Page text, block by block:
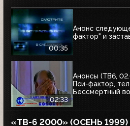
00:35
Анонс
фактор" и
02:33
Анонсы (ТВ6,
Пси-фактор,
Бессмертный
«ТВ-6 2000» (ОСЕНЬ 1999)